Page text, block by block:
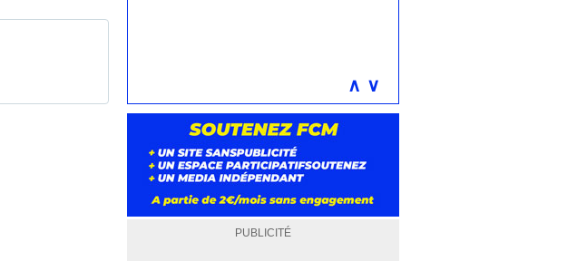
∧ ∨
PUBLICITÉ